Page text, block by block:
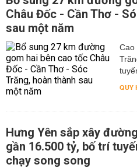
Châu Đốc - Cần Thơ -
sau một năm
Cao
QUY
Hưng Yên sắp xây
gần 16.500 tỷ, bố trí
chạy song song